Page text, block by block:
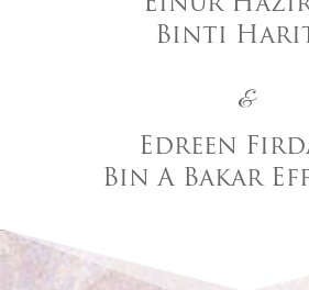
Binti
&
Edreen
Bin A Bakar